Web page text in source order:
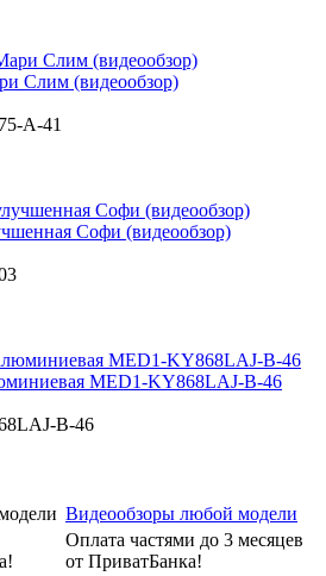
Слим (видеообзор)
А-41
Софи (видеообзор)
MED1-KY868LAJ-B-46
B-46
Видеообзоры любой модели
Оплата частями до 3 месяцев
от ПриватБанка!